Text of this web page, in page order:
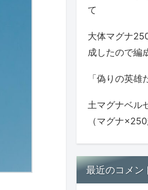
て
大体マグナ
成したので編
「偽りの英
土マグナベル
（マグナ×250
最近のコメン